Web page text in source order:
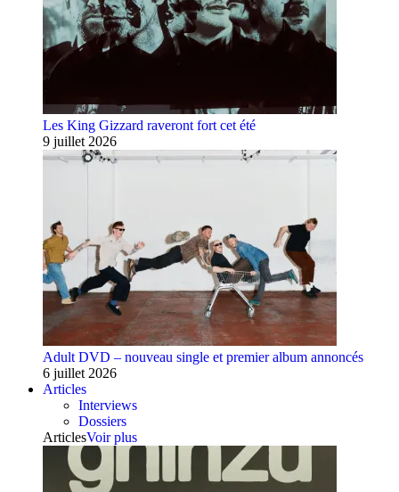
Les King Gizzard raveront fort cet été
9 juillet 2026
Adult DVD – nouveau single et premier album annoncés
6 juillet 2026
Articles
Interviews
Dossiers
ArticlesVoir plus